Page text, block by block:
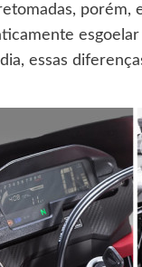
porém,
essas